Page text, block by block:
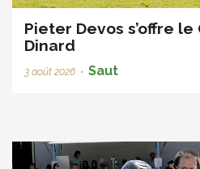
Pieter Devos s’offre le
Dinard
3 août 2026 • Saut